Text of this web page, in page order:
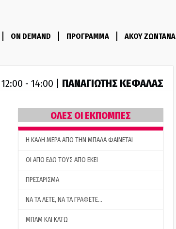
ON DEMAND ΠΡΟΓΡΑΜΜΑ ΑΚΟΥ ΖΩΝΤΑΝΑ
12:00 - 14:00 | ΠΑΝΑΓΙΩΤΗΣ ΚΕΦΑΛΑΣ
ΟΛΕΣ ΟΙ ΕΚΠΟΜΠΕΣ
H ΚΑΛΗ ΜΕΡΑ ΑΠΟ ΤΗΝ ΜΠΑΛΑ ΦΑΙΝΕΤΑΙ
ΟΙ ΑΠΟ ΕΔΩ ΤΟΥΣ ΑΠΟ ΕΚΕΙ
ΠΡΕΣΑΡΙΣΜΑ
ΝΑ ΤΑ ΛΕΤΕ, ΝΑ ΤΑ ΓΡΑΦΕΤΕ…
ΜΠΑΜ ΚΑΙ ΚΑΤΩ